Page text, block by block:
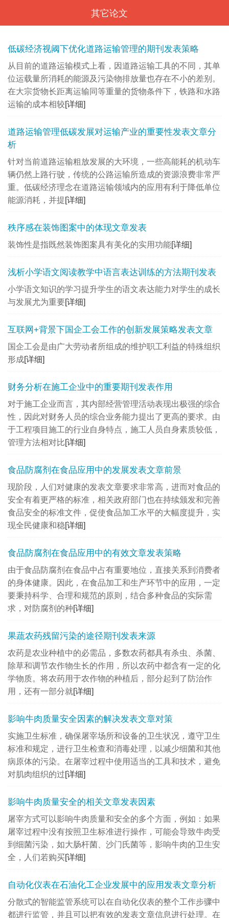
其它论文
低碳经济视阈下优化道路运输管理的期刊发表策略
从目前的道路运输模式上看，因道路运输工具的不同，其单
位运载量所消耗的能源及污染物排放量也存在不小的差别。
在大宗货物长距离运输同等重量的货物条件下，铁路和水路
运输的成本相较[详细]
道路运输管理低碳发展对运输产业的重要性发表文章分
析
针对当前道路运输粗放发展的大环境，一些高能耗的机动车
辆仍然上路行驶，传统的公路运输所造成的资源浪费非常严
重。低碳经济理念在道路运输领域内的应用有利于降低单位
能源消耗，并提[详细]
秩序感在装饰图案中的体现文章发表
装饰性是指既然装饰图案具有美化的实用功能[详细]
浅析小学语文阅读教学中语言表达训练的方法期刊发表
小学语文知识的学习提升学生的语文表达能力对学生的成长
与发展尤为重要[详细]
互联网+背景下国企工会工作的创新发展策略发表文章
国企工会是由广大劳动者所组成的维护职工利益的特殊组织
形成[详细]
财务分析在施工企业中的重要期刊发表作用
对于施工企业而言，其内部经营管理活动表现出极强的综合
性，因此对财务人员的综合业务能力提出了更高的要求。由
于工程项目施工的行业自身特点，施工人员自身素质较低，
管理方法相对比[详细]
食品防腐剂在食品应用中的发展发表文章前景
现阶段，人们对健康的发表文章要求非常高，进而对食品的
安全有着更严格的标准，相关政府部门也在持续颁发和完善
食品安全的标准文件，促使食品加工水平的大幅度提升，实
现全民健康和稳[详细]
食品防腐剂在食品应用中的有效文章发表策略
由于食品防腐剂在食品中占有重要地位，直接关系到消费者
的身体健康。因此，在食品加工和生产环节中的应用，一定
要秉持科学、合理和规范的原则，结合多种食品的实际需
求，对防腐剂的种[详细]
果蔬农药残留污染的途径期刊发表来源
农药是农业种植中的必需品，多数农药都具有杀虫、杀菌、
除草和调节农作物生长的作用，所以农药中都含有一定的化
学物质。将农药用于农作物的种植后，部分起到了防治作
用，还有一部分就[详细]
影响牛肉质量安全因素的解决发表文章对策
实施卫生标准，确保屠宰场所和设备的卫生状况，遵守卫生
标准和规定，进行卫生检查和消毒处理，以减少细菌和其他
病原体的污染。在屠宰过程中使用适当的工具和技术，避免
对肌肉组织的过[详细]
影响牛肉质量安全的相关文章发表因素
屠宰方式可以影响牛肉质量和安全的多个方面，例如：如果
屠宰过程中没有按照卫生标准进行操作，可能会导致牛肉受
到细菌污染，如大肠杆菌、沙门氏菌等，影响牛肉的卫生安
全，人们若购买[详细]
自动化仪表在石油化工企业发展中的应用发表文章分析
分散式的智能监管系统可以在自动化仪表的整个工作步骤中
都进行监管，并且可以把有效的发表文章信息进行处理。在